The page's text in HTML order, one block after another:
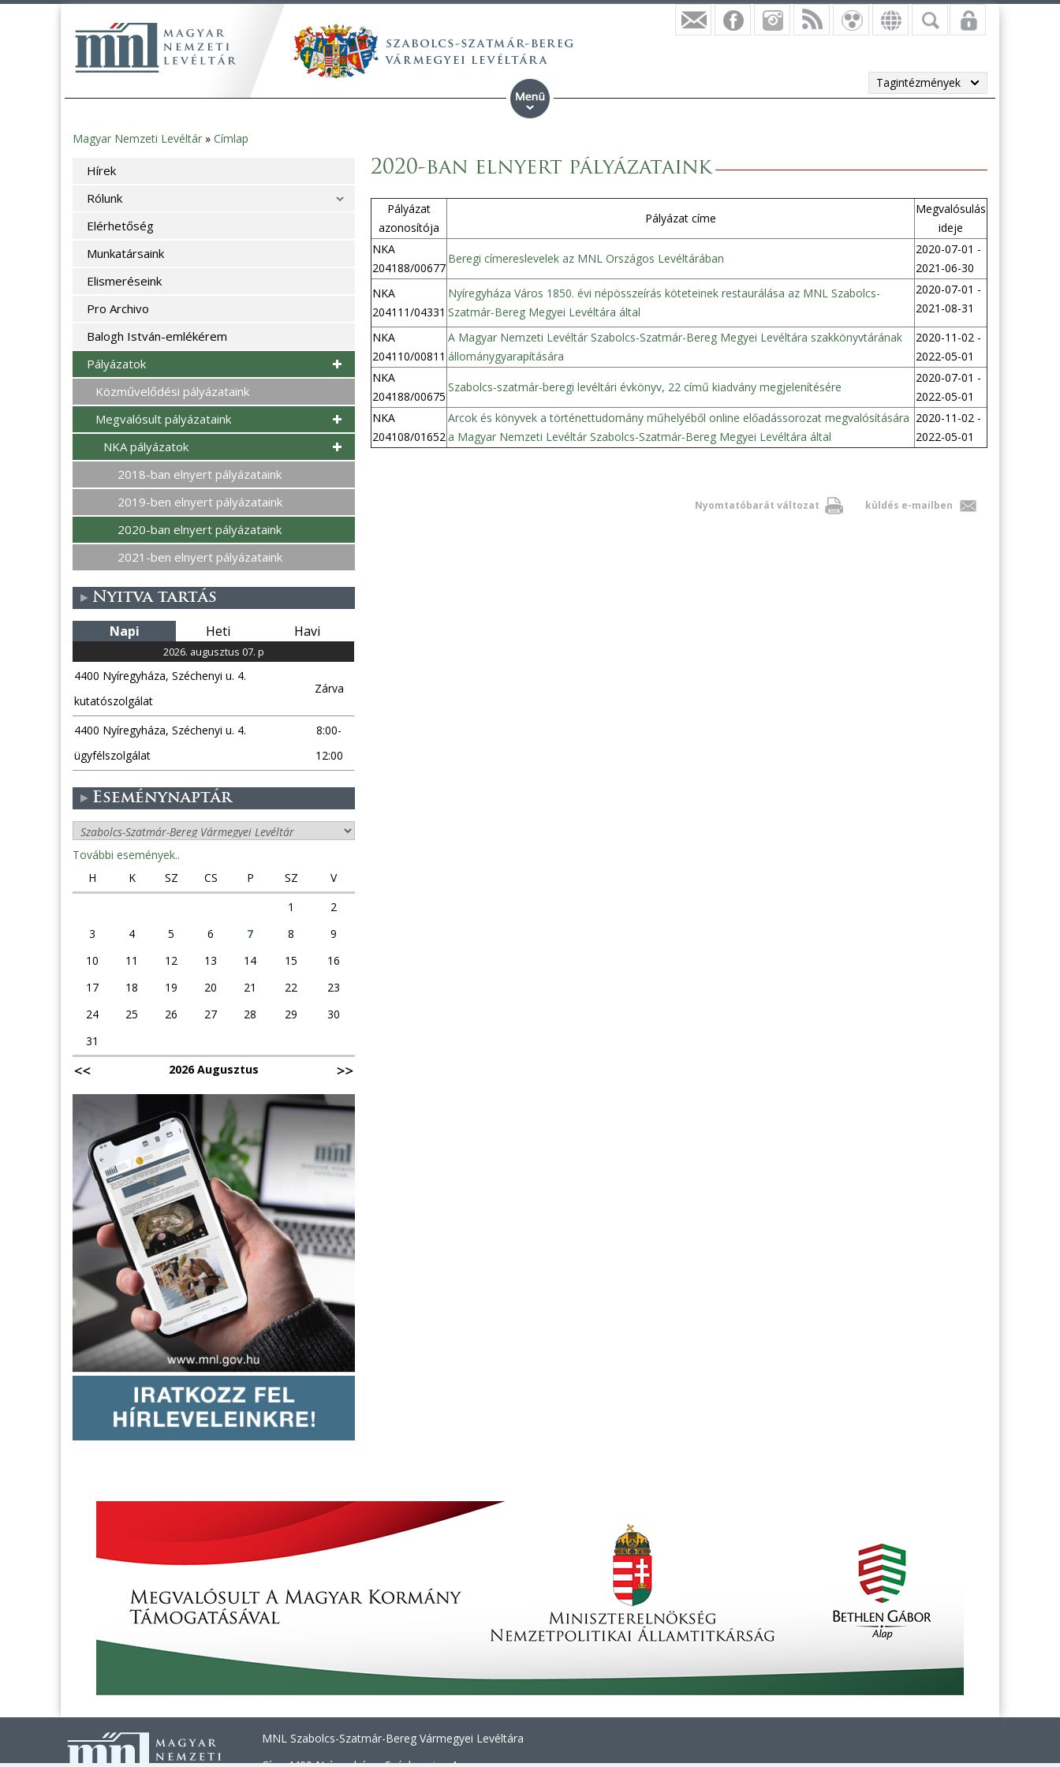
Tagintézmények
Jelenlegi
hely
Magyar Nemzeti Levéltár » Címlap
2020-ban elnyert pályázataink
Pályázat
azonosítója
Pályázat címe
Megvalósulás
ideje
NKA
204188/00677
Beregi címereslevelek az MNL Országos Levéltárában
2020-07-01 -
2021-06-30
NKA
204111/04331
Nyíregyháza Város 1850. évi népösszeírás köteteinek restaurálása az MNL Szabolcs-
Szatmár-Bereg Megyei Levéltára által
2020-07-01 -
2021-08-31
NKA
204110/00811
A Magyar Nemzeti Levéltár Szabolcs-Szatmár-Bereg Megyei Levéltára szakkönyvtárának
állománygyarapítására
2020-11-02 -
2022-05-01
NKA
204188/00675
Szabolcs-szatmár-beregi levéltári évkönyv, 22 című kiadvány megjelenítésére
2020-07-01 -
2022-05-01
NKA
204108/01652
Arcok és könyvek a történettudomány műhelyéből online előadássorozat megvalósítására
a Magyar Nemzeti Levéltár Szabolcs-Szatmár-Bereg Megyei Levéltára által
2020-11-02 -
2022-05-01
Nyomtatóbarát változat küldés e-mailben
Hírek
Rólunk
Elérhetőség
Munkatársaink
Elismeréseink
Pro Archivo
Balogh István-emlékérem
Pályázatok
Közművelődési pályázataink
Megvalósult pályázataink
NKA pályázatok
2018-ban elnyert pályázataink
2019-ben elnyert pályázataink
2020-ban elnyert pályázataink
2021-ben elnyert pályázataink
Nyitva tartás
Napi Heti Havi
2026. augusztus 07. p
4400 Nyíregyháza, Széchenyi u. 4.
kutatószolgálat
Zárva
4400 Nyíregyháza, Széchenyi u. 4.
ügyfélszolgálat
8:00-
12:00
Eseménynaptár
További események..
H
K SZ CS P SZ
V
1
2
3
4 5 6 7 8
9
10
11 12 13 14 15
16
17
18 19 20 21 22
23
24
25 26 27 28 29
30
31
2026 Augusztus
MNL Szabolcs-Szatmár-Bereg Vármegyei Levéltára